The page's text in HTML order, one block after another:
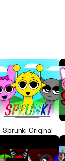
Sprunki Original